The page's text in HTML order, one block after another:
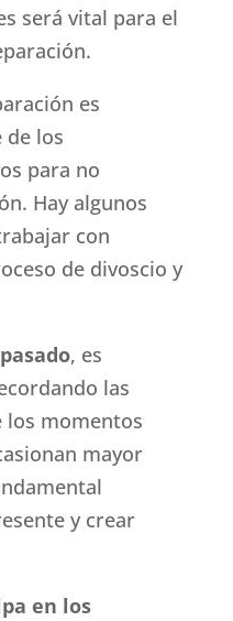
será vital para el
es
de los
para no
Hay algunos
con
de divoscio y
, es
las
los momentos
mayor
y crear
en los